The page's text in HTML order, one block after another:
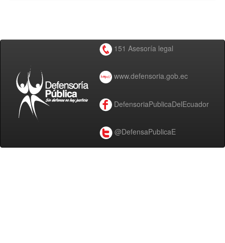
151 Asesoría legal
www.defensoria.gob.ec
DefensoriaPublicaDelEcuador
@DefensaPublicaE